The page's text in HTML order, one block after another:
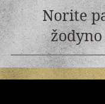
Norite